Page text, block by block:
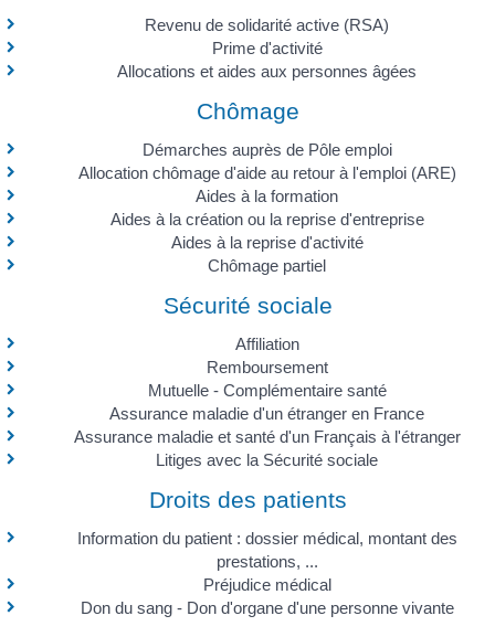
Revenu de solidarité active (RSA)
Prime d'activité
Allocations et aides aux personnes âgées
Chômage
Démarches auprès de Pôle emploi
Allocation chômage d'aide au retour à l'emploi (ARE)
Aides à la formation
Aides à la création ou la reprise d'entreprise
Aides à la reprise d'activité
Chômage partiel
Sécurité sociale
Affiliation
Remboursement
Mutuelle - Complémentaire santé
Assurance maladie d'un étranger en France
Assurance maladie et santé d'un Français à l'étranger
Litiges avec la Sécurité sociale
Droits des patients
Information du patient : dossier médical, montant des
prestations, ...
Préjudice médical
Don du sang - Don d'organe d'une personne vivante